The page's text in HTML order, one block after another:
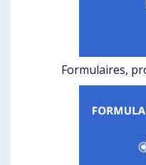
Formulaires,